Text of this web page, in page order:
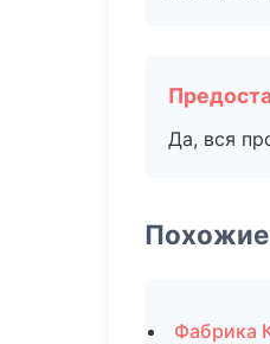
Да, вся
Похожие
Фабрика